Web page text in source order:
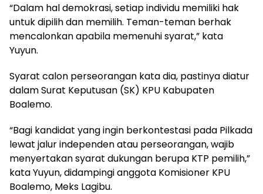
“Dalam hal demokrasi, setiap individu memiliki hak
untuk dipilih dan memilih. Teman-teman berhak
mencalonkan apabila memenuhi syarat,” kata
Yuyun.
Syarat calon perseorangan kata dia, pastinya diatur
dalam Surat Keputusan (SK) KPU Kabupaten
Boalemo.
“Bagi kandidat yang ingin berkontestasi pada Pilkada
lewat jalur independen atau perseorangan, wajib
menyertakan syarat dukungan berupa KTP pemilih,”
kata Yuyun, didampingi anggota Komisioner KPU
Boalemo, Meks Lagibu.